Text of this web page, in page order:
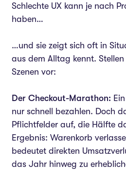
Schlechte UX kann je nach
haben…
…und sie zeigt sich oft in
aus dem Alltag kennt. Stellen
Szenen vor:
Der Checkout-Marathon:
nur schnell bezahlen. Doch
Pflichtfelder auf, die Hälfte
Ergebnis: Warenkorb
bedeutet direkten
das Jahr hinweg zu